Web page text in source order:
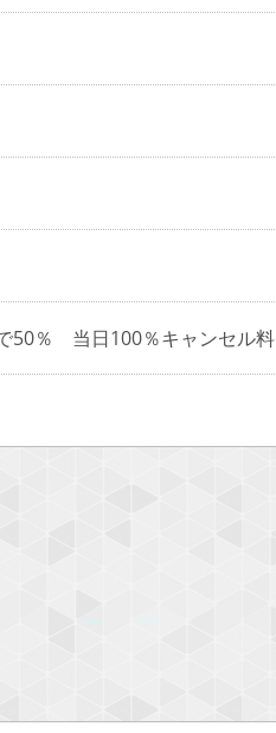
50％ 当日100％キャンセル料